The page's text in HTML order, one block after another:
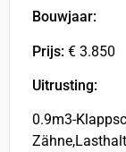
Bouwjaar:
Prijs: € 3.850
Uitrusting:
0.9m3-